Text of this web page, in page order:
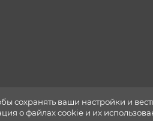
сохранять ваши настройки и
о файлах cookie и их